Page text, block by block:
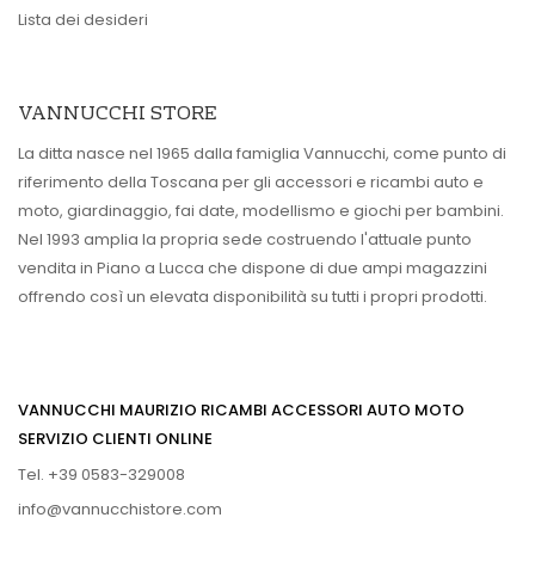
Lista dei desideri
VANNUCCHI STORE
La ditta nasce nel 1965 dalla famiglia Vannucchi, come punto di
riferimento della Toscana per gli accessori e ricambi auto e
moto, giardinaggio, fai date, modellismo e giochi per bambini.
Nel 1993 amplia la propria sede costruendo l'attuale punto
vendita in Piano a Lucca che dispone di due ampi magazzini
offrendo così un elevata disponibilità su tutti i propri prodotti.
VANNUCCHI MAURIZIO RICAMBI ACCESSORI AUTO MOTO
SERVIZIO CLIENTI ONLINE
Tel. +39 0583-329008
info@vannucchistore.com